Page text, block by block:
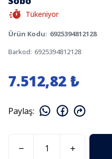
Tükeniyor
Ürün Kodu: 6925394812128
Barkod: 6925394812128
7.512,82 ₺
Paylaş: